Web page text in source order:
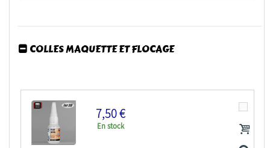
COLLES MAQUETTE ET FLOCAGE
7,50 €
En stock